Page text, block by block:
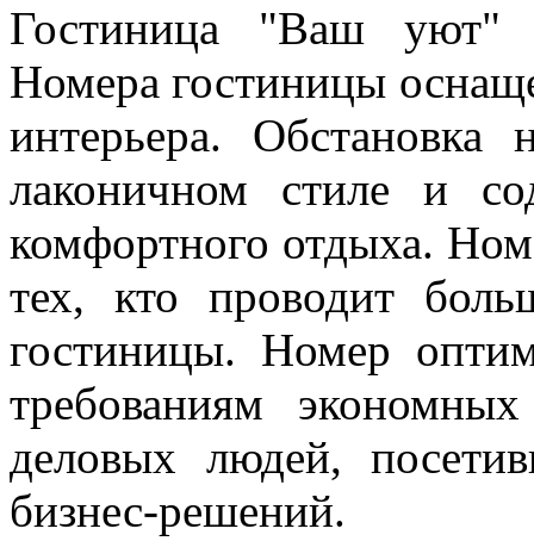
Гостиница "Ваш уют"
Номера гостиницы
интерьера.
лаконичном стиле и
комфортного отдыха.
тех, кто проводит
гостиницы. Номер
требованиям
деловых людей,
бизнес-решений.